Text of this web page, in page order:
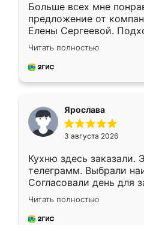
Больше всех мне
предложение от
Елены Сергеевой.
короткие сроки
для замера сотрудник
предложил по моему
Читать полностью
Ярослава
3 августа 2026
Кухню здесь заказали.
телеграмм. Выбрали
Согласовали день для
недели кухня была уже
довольны работой.
мебель за качественную
Читать полностью